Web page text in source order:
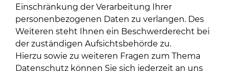
Einschränkung der Verarbeitung Ihrer
personenbezogenen Daten zu verlangen. Des
Weiteren steht Ihnen ein Beschwerderecht bei
der zuständigen Aufsichtsbehörde zu.
Hierzu sowie zu weiteren Fragen zum Thema
Datenschutz können Sie sich jederzeit an uns